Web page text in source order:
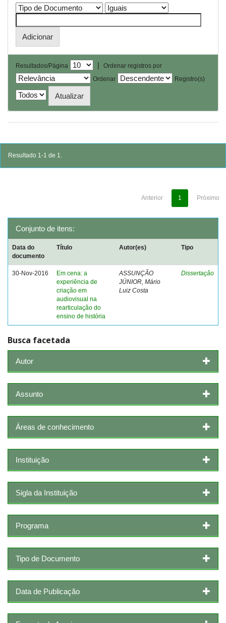
Resultados/Página |
Ordenar registros por
Ordenar
Registro(s)
Resultado 1-1 de 1.
Anterior 1 Próximo
Conjunto de itens:
Data do
documento
Título Autor(es) Tipo
30-Nov-2016
Em cena: a
experiência de
criação em
audiovisual na
rearticulação do
ensino de história
ASSUNÇÃO
JÚNIOR, Mário
Luiz Costa
Dissertação
Busca facetada
Autor
Assunto
Áreas de conhecimento
Instituição
Sigla da Instituição
Programa
Tipo de Documento
Data de Publicação